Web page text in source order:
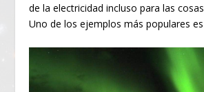
de la electricidad incluso para las
Uno de los ejemplos más populares